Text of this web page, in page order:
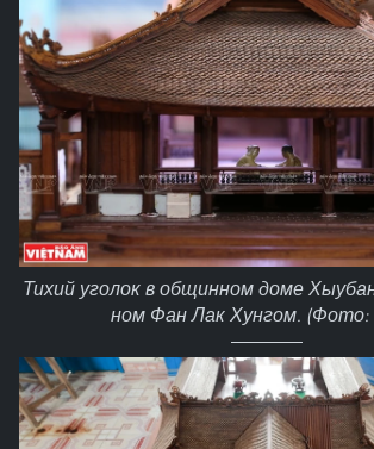
Тихий уголок в общинном доме
ном Фан Лак Хунгом.